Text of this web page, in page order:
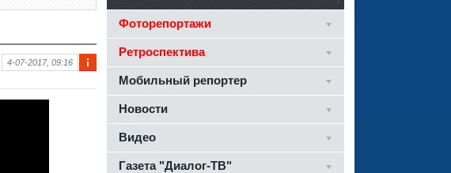
фо
4-07-2017, 09:16
Фоторепортажи
Ретроспектива
Мобильный репортер
Новости
Видео
Газета "Диалог-ТВ"